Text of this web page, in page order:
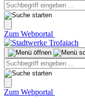
Zum Webportal
Zum Webportal